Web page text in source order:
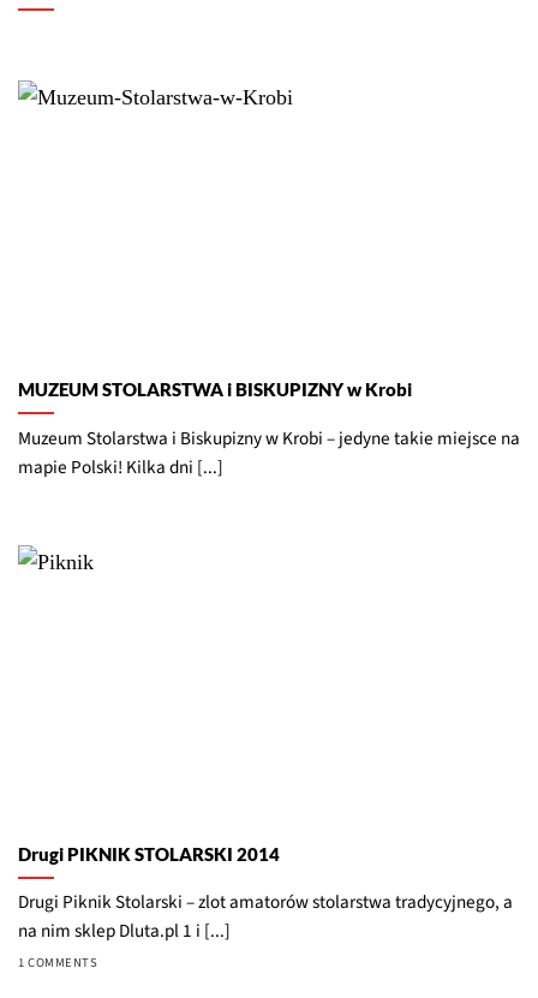
MUZEUM STOLARSTWA i BISKUPIZNY w Krobi
Muzeum Stolarstwa i Biskupizny w Krobi – jedyne takie miejsce na
mapie Polski! Kilka dni [...]
Drugi PIKNIK STOLARSKI 2014
Drugi Piknik Stolarski – zlot amatorów stolarstwa tradycyjnego, a
na nim sklep Dluta.pl 1 i [...]
1 COMMENTS